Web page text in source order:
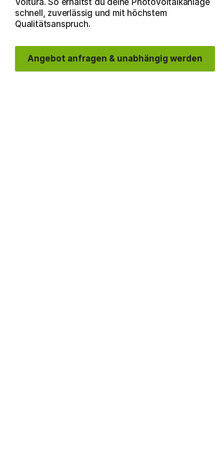
Voltura. So erhältst du deine Photovoltaikanlage
schnell, zuverlässig und mit höchstem
Qualitätsanspruch.
Angebot anfragen & unabhängig werden